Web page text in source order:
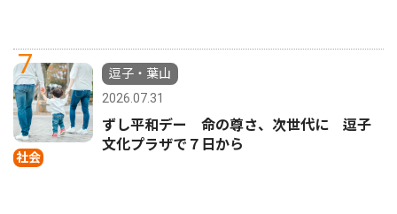
7
社会
逗子・葉山
2026.07.31
ずし平和デー 命の尊さ、次世代に 逗子
文化プラザで７日から